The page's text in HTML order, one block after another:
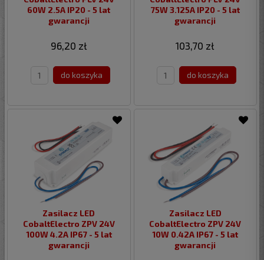
60W 2.5A IP20 - 5 lat
gwarancji
96,20 zł
do koszyka
75W 3.125A IP20 - 5 lat
gwarancji
103,70 zł
do koszyka
Zasilacz LED
CobaltElectro ZPV 24V
100W 4.2A IP67 - 5 lat
gwarancji
Zasilacz LED
CobaltElectro ZPV 24V
10W 0.42A IP67 - 5 lat
gwarancji